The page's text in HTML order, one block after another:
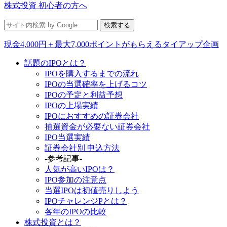
株式投資 初心者の方へ
現金4,000円＋最大7,000ポイントがもらえるタイアップ企画
話題のIPOとは？
IPOを購入するまでの流れ
IPOの当選確率を上げるコツ
IPOの予定と利益予想
IPOの上場実績
IPOにおすすめの証券会社
抽選資金が必要ない証券会社
IPO当選実績
証券会社別 申込方法
-参考記事-
人気が高いIPOは？
IPO参加の注意点
当選IPOは初値売りしよう
IPOチャレンジPとは？
各年のIPOの比較
株式投資とは？